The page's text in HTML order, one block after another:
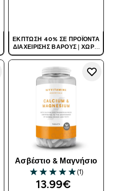
ΈΚΠΤΩΣΗ 40% ΣΕ ΠΡΟΪΌΝΤΑ
ΔΙΑΧΕΊΡΙΣΗΣ ΒΆΡΟΥΣ
ΧΩΡΊΣ
ΚΩΔΙΚΌ
Ασβέστιο & Μαγνήσιο
5 out of 5 stars
(1)
13.99€‎